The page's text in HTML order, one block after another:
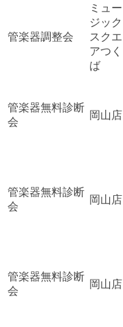
管楽器調整会
ミュー
ジック
スクエ
アつく
ば
管楽器無料診断
会
岡山店
管楽器無料診断
会
岡山店
管楽器無料診断
会
岡山店